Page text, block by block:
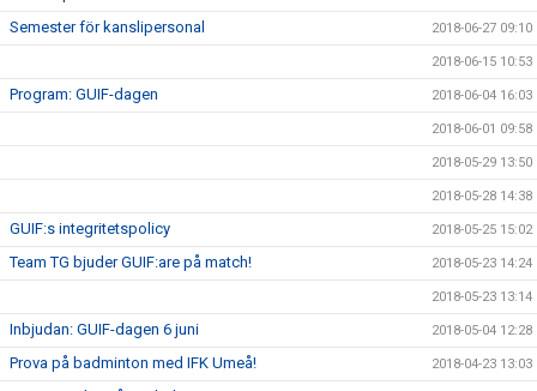
Semester för kanslipersonal 2018-06-27 09:10
2018-06-15 10:53
Program: GUIF-dagen 2018-06-04 16:03
2018-06-01 09:58
2018-05-29 13:50
2018-05-28 14:38
GUIF:s integritetspolicy 2018-05-25 15:02
Team TG bjuder GUIF:are på match! 2018-05-23 14:24
2018-05-23 13:14
Inbjudan: GUIF-dagen 6 juni 2018-05-04 12:28
Prova på badminton med IFK Umeå! 2018-04-23 13:03